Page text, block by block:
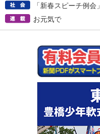
「新春スピーチ例会」
お元気で